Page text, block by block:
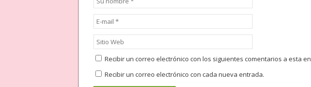
Recibir un correo electrónico con los siguientes comentarios a esta
Recibir un correo electrónico con cada nueva entrada.